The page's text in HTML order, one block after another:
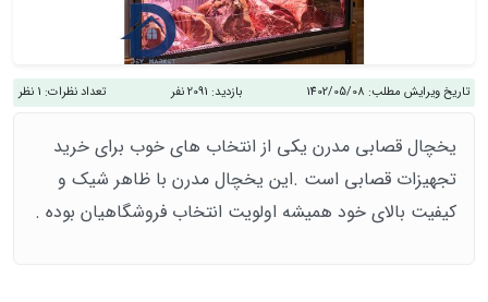
تاریخ ویرایش مطلب: 1402/05/08 بازدید: 2091 نفر تعداد نظرات: 1 نظر
یخچال قصابی مدرن یکی از انتخاب های خوب برای خرید
تجهیزات قصابی است .این یخچال مدرن با ظاهر شیک و
کیفیت بالای خود همیشه اولویت انتخاب فروشگاهیان بوده .